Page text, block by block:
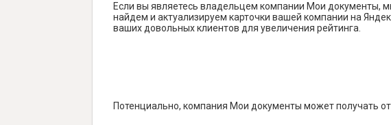
Если вы являетесь владельцем компании Мои документы,
найдем и актуализируем карточки вашей компании на
ваших довольных клиентов для увеличения рейтинга.
Потенциально, компания Мои документы может получать